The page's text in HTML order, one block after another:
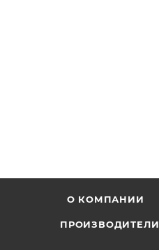
О КОМПАНИИ
ПРОИЗВОДИТЕЛИ